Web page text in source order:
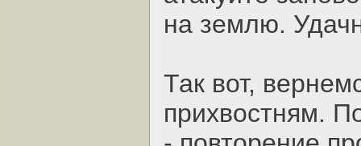
на землю.
Так вот,
прихвостням.